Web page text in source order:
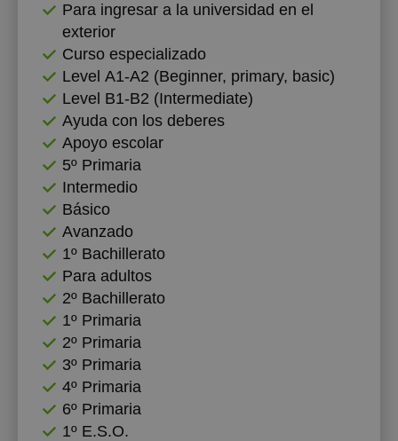
Para ingresar a la universidad en el
exterior
Curso especializado
Level А1-А2 (Beginner, primary, basic)
Level B1-B2 (Intermediate)
Ayuda con los deberes
Apoyo escolar
5º Primaria
Intermedio
Básico
Avanzado
1º Bachillerato
Para adultos
2º Bachillerato
1º Primaria
2º Primaria
3º Primaria
4º Primaria
6º Primaria
1º E.S.O.